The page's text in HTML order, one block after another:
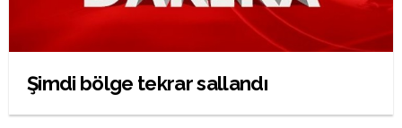
Şimdi bölge tekrar sallandı